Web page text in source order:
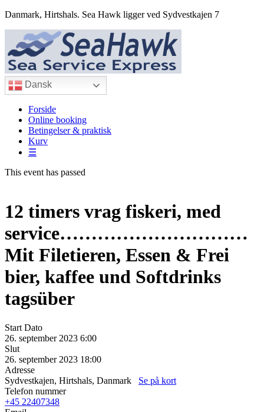
Danmark, Hirtshals. Sea Hawk ligger ved Sydvestkajen 7
Dansk
Forside
Online booking
Betingelser & praktisk
Kurv
☰
This event has passed
12 timers vrag fiskeri, med
service…………………………
Mit Filetieren, Essen & Frei
bier, kaffee und Softdrinks
tagsüber
Start Dato
26. september 2023 6:00
Slut
26. september 2023 18:00
Adresse
Sydvestkajen, Hirtshals, Danmark Se på kort
Telefon nummer
+45 22407348